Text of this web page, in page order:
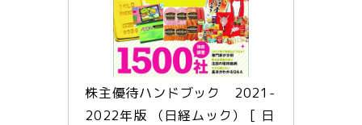
株主優待ハンドブック　2021-
2022年版 （日経ムック） [ 日